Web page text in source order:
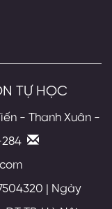
TỰ HỌC
- Thanh Xuân -
| Ngày